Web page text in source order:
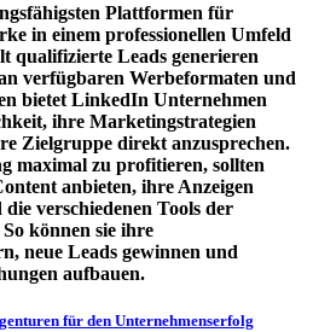
Plattformen für
in einem professionellen Umfeld
qualifizierte Leads generieren
verfügbaren Werbeformaten und
bietet LinkedIn Unternehmen
ihre Marketingstrategien
Zielgruppe direkt anzusprechen.
maximal zu profitieren, sollten
anbieten, ihre Anzeigen
verschiedenen Tools der
können sie ihre
neue Leads gewinnen und
aufbauen.
für den Unternehmenserfolg